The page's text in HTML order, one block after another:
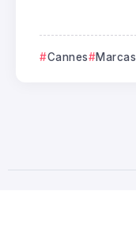
Cannes Marcas